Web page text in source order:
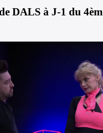
DALS à J-1 du